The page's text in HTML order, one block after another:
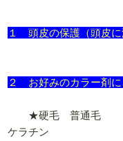
１ 頭皮の保護（頭皮に
２ お好みのカラー剤に
★硬毛 普通毛
ケラチン